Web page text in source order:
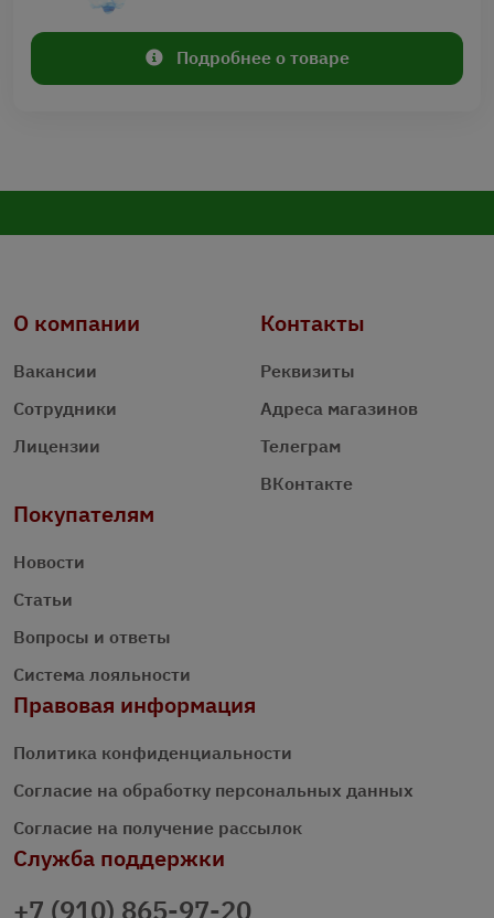
Подробнее о товаре
О компании
Вакансии
Сотрудники
Лицензии
Контакты
Реквизиты
Адреса магазинов
Телеграм
ВКонтакте
Покупателям
Новости
Статьи
Вопросы и ответы
Система лояльности
Правовая информация
Политика конфиденциальности
Согласие на обработку персональных данных
Согласие на получение рассылок
Служба поддержки
+7 (910) 865-97-20